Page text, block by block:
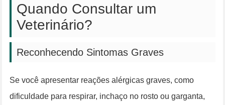
Quando Consultar um
Veterinário?
Reconhecendo Sintomas Graves
Se você apresentar reações alérgicas graves, como
dificuldade para respirar, inchaço no rosto ou garganta,